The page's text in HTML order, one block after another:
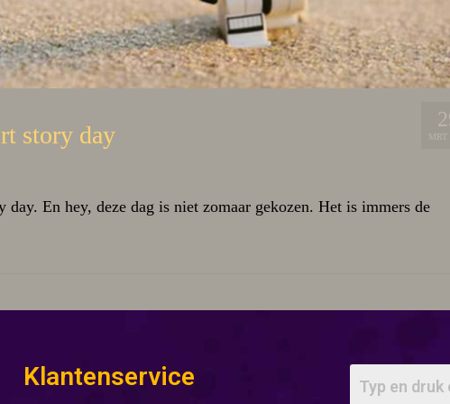
MRT
story day
day. En hey, deze dag is niet zomaar gekozen. Het is immers de
Klantenservice